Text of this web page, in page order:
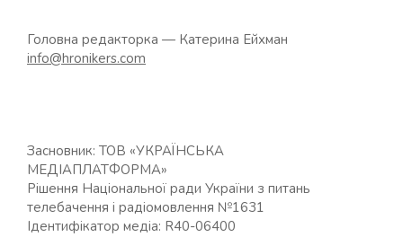
Головна редакторка — Катерина Ейхман
info@hronikers.com
Засновник: ТОВ «УКРАЇНСЬКА
МЕДІАПЛАТФОРМА»
Рішення Національної ради України з питань
телебачення і радіомовлення №1631
Ідентифікатор медіа: R40-06400